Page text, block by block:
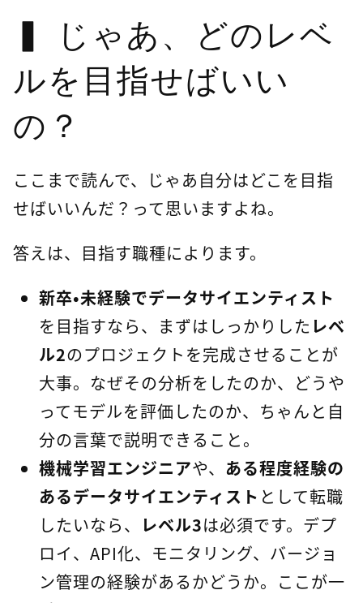
じゃあ、どのレベ
ルを目指せばいい
の？
ここまで読んで、じゃあ自分はどこを目指
せばいいんだ？って思いますよね。
答えは、目指す職種によります。
新卒・未経験でデータサイエンティスト
を目指すなら、まずはしっかりした レベ
ル2のプロジェクトを完成させることが
大事。なぜその分析をしたのか、どうや
ってモデルを評価したのか、ちゃんと自
分の言葉で説明できること。
機械学習エンジニアや、 ある程度経験の
あるデータサイエンティスト として転職
したいなら、
レベル3は必須です。デプ
ロイ、API化、モニタリング、バージョ
ン管理の経験があるかどうか。ここが一